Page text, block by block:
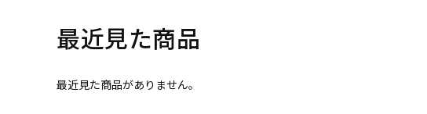
最近見た商品
最近見た商品がありません。